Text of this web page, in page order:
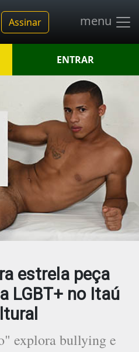
Assinar menu
ENTRAR
estrela peça
LGBT+ no Itaú
explora bullying e